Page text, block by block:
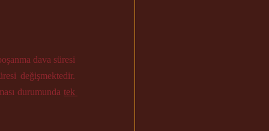
dava süresi
durumunda tek